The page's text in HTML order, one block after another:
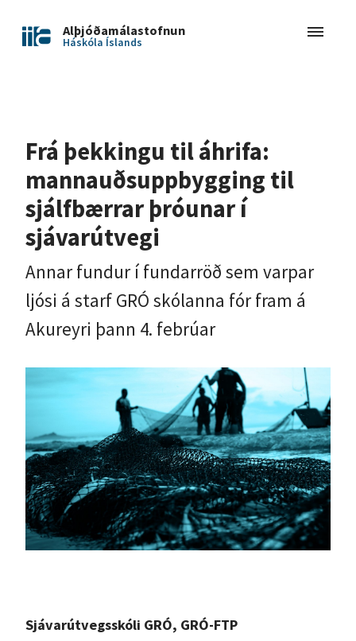
Alþjóðamálastofnun
Háskóla Íslands
Frá þekkingu til áhrifa:
mannauðsuppbygging til
sjálfbærrar þróunar í
sjávarútvegi
Annar fundur í fundarröð sem varpar
ljósi á starf GRÓ skólanna fór fram á
Akureyri þann 4. febrúar
Sjávarútvegsskóli GRÓ, GRÓ-FTP